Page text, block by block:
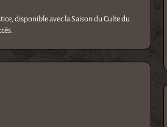
disponible avec la Saison du Culte du